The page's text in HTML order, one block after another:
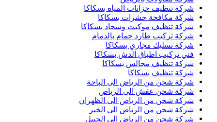
شركة تنظيف خزانات المياه بسكاكا
شركة مكافحة حشرات بسكاكا
شركة تنظيف موكيت وسجاد بسكاكا
شركة تركيب طارد حمام بالدمام
شركة تسليك مجاري بسكاكا
فني تركيب اطباق الدش بسكاكا
شركة تنظيف مجالس بسكاكا
شركة تنظيف بسكاكا
شركة شحن من الرياض الى الباحة
شركة شحن عفش الى الرياض
شركة شحن من الرياض الى الظهران
شركة شحن من الرياض الى الخبر
شركة شحن من الرياض الى الجبيل